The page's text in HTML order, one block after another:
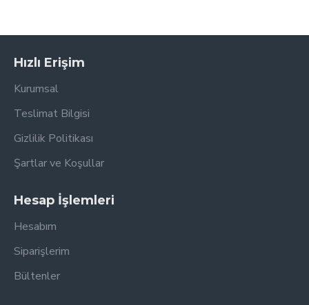
Hızlı Erişim
Kurumsal
Teslimat Bilgisi
Gizlilik Politikası
Şartlar ve Koşullar
Hesap İşlemleri
Hesabım
Siparişlerim
Bültenler